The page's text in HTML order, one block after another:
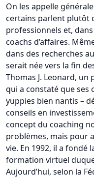
On les appelle
certains parlent plutôt
professionnels et,
coachs d’affaires.
dans des recherches
serait née vers la fin
Thomas J. Leonard,
qui a constaté que ses
yuppies bien nantis –
conseils en
concept du coaching
problèmes, mais pour
vie. En 1992, il a fondé
formation virtuel
Aujourd’hui, selon la